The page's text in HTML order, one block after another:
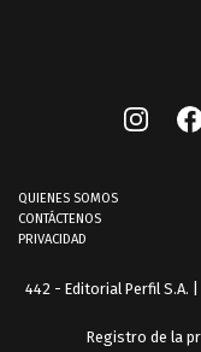
QUIENES SOMOS
CONTÁCTENOS
PRIVACIDAD
442 - Editorial Perfil S.A.
Registro de la